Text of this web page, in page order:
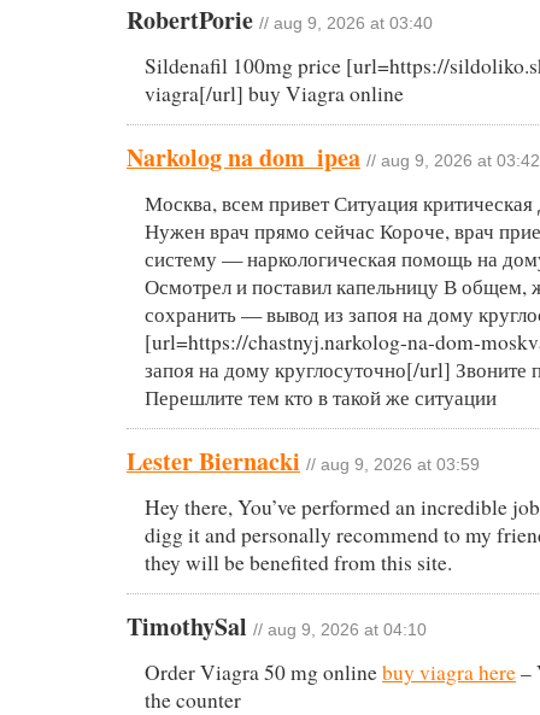
RobertPorie // aug 9, 2026 at 03:40
Sildenafil 100mg price [url=https://
viagra[/url] buy Viagra online
Narkolog na dom_ipea // aug 9, 2026 at 03:42
Москва, всем привет Ситуация
Нужен врач прямо сейчас Короче, врач
систему — наркологическая помощь на
Осмотрел и поставил капельницу В общем,
сохранить — вывод из запоя на дому
[url=https://chastnyj.narkolog-na-dom-
запоя на дому круглосуточно[/url] Звоните
Перешлите тем кто в такой же ситуации
Lester Biernacki // aug 9, 2026 at 03:59
Hey there, You’ve performed an incredible
digg it and personally recommend to my
they will be benefited from this site.
TimothySal // aug 9, 2026 at 04:10
Order Viagra 50 mg onlinebuy viagra here–
the counter